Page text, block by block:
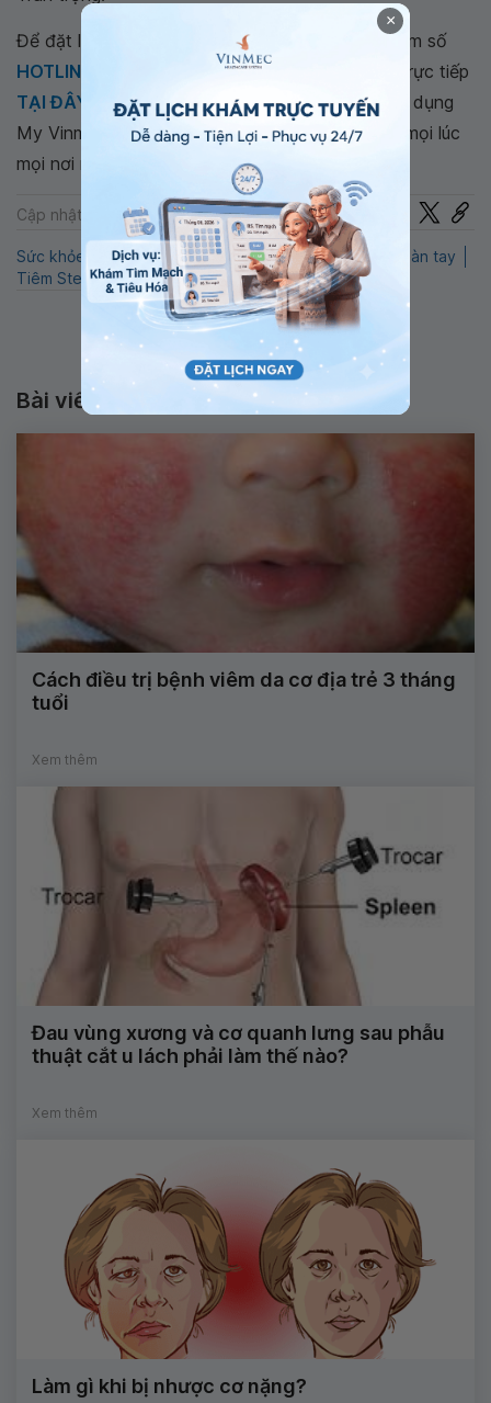
Để đặt lịch khám tại viện, Quý khách vui lòng bấm số
HOTLINE
GÓI DỊCH VỤ
hoặc đặt lịch trực tiếp
TẠI ĐÂY
. Tải và đặt lịch khám tự động trên ứng dụng
My Vinmec để quản lý, theo dõi lịch và đặt hẹn mọi lúc
mọi nơi ngay trên ứng dụng.
Cập nhật: 22-07-2024 Chia sẻ
Sức khỏe tổng quát Yếu cơ QnA
Nổi hạch ở mu bàn tay
Tiêm Steroid
Hội chứng ống cổ tay U hạch
Bài viết liên quan
Cách điều trị bệnh viêm da cơ địa trẻ 3 tháng
tuổi
Xem thêm
Đau vùng xương và cơ quanh lưng sau phẫu
thuật cắt u lách phải làm thế nào?
Xem thêm
Làm gì khi bị nhược cơ nặng?
×